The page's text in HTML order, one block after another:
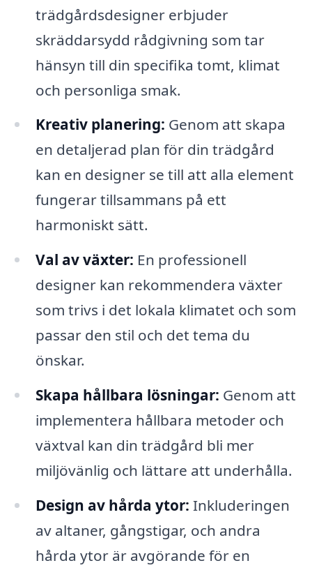
trädgårdsdesigner erbjuder
skräddarsydd rådgivning som tar
hänsyn till din specifika tomt, klimat
och personliga smak.
Kreativ planering: Genom att skapa
en detaljerad plan för din trädgård
kan en designer se till att alla element
fungerar tillsammans på ett
harmoniskt sätt.
Val av växter: En professionell
designer kan rekommendera växter
som trivs i det lokala klimatet och som
passar den stil och det tema du
önskar.
Skapa hållbara lösningar: Genom att
implementera hållbara metoder och
växtval kan din trädgård bli mer
miljövänlig och lättare att underhålla.
Design av hårda ytor: Inkluderingen
av altaner, gångstigar, och andra
hårda ytor är avgörande för en